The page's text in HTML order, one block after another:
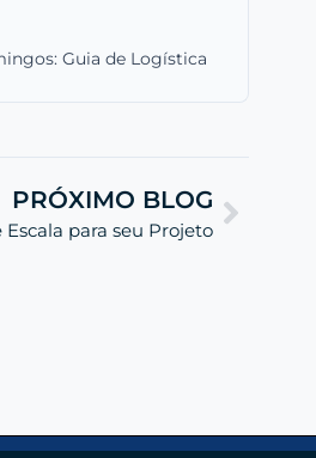
Guia de Logística
PRÓXIMO BLOG
para seu Projeto